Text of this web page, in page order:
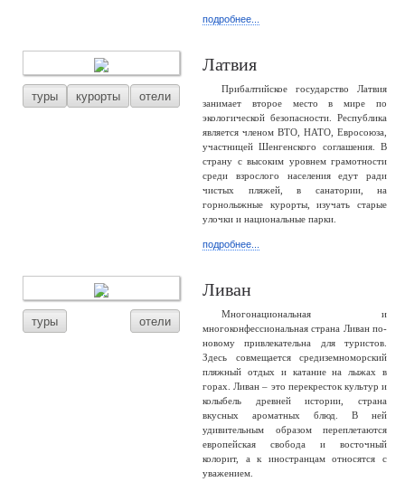
подробнее...
туры курорты отели
Латвия
Прибалтийское государство Латвия
занимает второе место в мире по
экологической безопасности. Республика
является членом ВТО, НАТО, Евросоюза,
участницей Шенгенского соглашения. В
страну с высоким уровнем грамотности
среди взрослого населения едут ради
чистых пляжей, в санатории, на
горнолыжные курорты, изучать старые
улочки и национальные парки.
подробнее...
туры отели
Ливан
Многонациональная и
многоконфессиональная страна Ливан по-
новому привлекательна для туристов.
Здесь совмещается средиземноморский
пляжный отдых и катание на лыжах в
горах. Ливан – это перекресток культур и
колыбель древней истории, страна
вкусных ароматных блюд. В ней
удивительным образом переплетаются
европейская свобода и восточный
колорит, а к иностранцам относятся с
уважением.